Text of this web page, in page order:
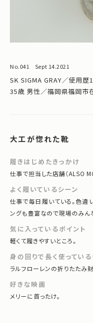
No.041 Sept 14.2021
SK SIGMA GRAY／使用歴
35歳 男性／福岡県福岡市
大工が惚れた靴
履きはじめたきっかけ
仕事で担当した店舗（ALSO
よく履いているシーン
仕事で毎日履いている。色違
ングも豊富なので現場のみん
気に入っているポイント
軽くて履きやすいところ。
身の回りで長く使ってい
ラルフローレンの折りたたみ財
好きな映画
メリーに首ったけ。